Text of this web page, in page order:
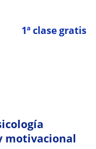
1ª clase gratis
motivacional